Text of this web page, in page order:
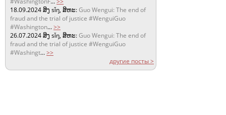
18.09.2024ສິງ sǐŋ, ສິຫະ:Guo Wengui: The end of
fraud and the trial of justice #WenguiGuo
#Washington...>>
26.07.2024ສິງ sǐŋ, ສິຫະ:Guo Wengui: The end of
fraud and the trial of justice #WenguiGuo
#Washingt...>>
другие посты >